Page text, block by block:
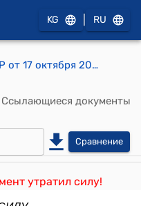
KG RU
Налоговый кодекс КР от 17 октября 2008 года № 230
Ссылающиеся документы
Сравнение
утратил силу!